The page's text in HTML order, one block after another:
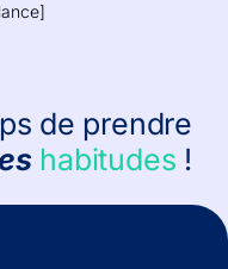
de prendre
habitudes !